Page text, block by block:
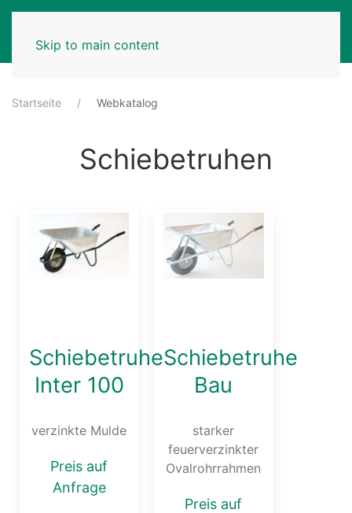
Skip to main content
Startseite Webkatalog
Schiebetruhen
Schiebetruhe
Inter 100
verzinkte Mulde
Preis auf
Anfrage
Schiebetruhe
Bau
starker
feuerverzinkter
Ovalrohrrahmen
Preis auf